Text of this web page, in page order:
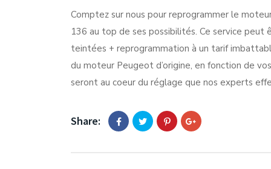
Comptez sur nous pour reprogrammer le
136 au top de ses possibilités. Ce service
teintées + reprogrammation à un tarif
du moteur Peugeot d’origine, en fonction de
seront au coeur du réglage que nos experts
Share: